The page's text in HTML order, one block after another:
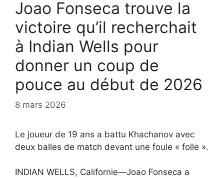
Joao Fonseca trouve la
victoire qu’il recherchait
à Indian Wells pour
donner un coup de
pouce au début de 2026
8 mars 2026
Le joueur de 19 ans a battu Khachanov avec
deux balles de match devant une foule « folle ».
INDIAN WELLS, Californie—Joao Fonseca a